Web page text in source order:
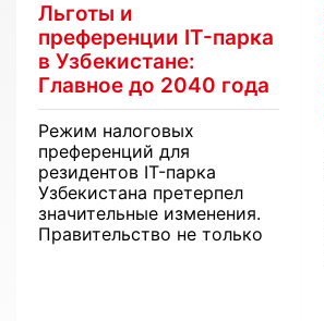
Льготы и
преференции IT-парка
в Узбекистане:
Главное до 2040 года
Режим налоговых
преференций для
резидентов IT-парка
Узбекистана претерпел
значительные изменения.
Правительство не только